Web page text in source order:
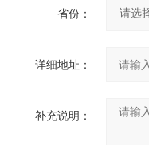
省份：
详细地址：
补充说明：